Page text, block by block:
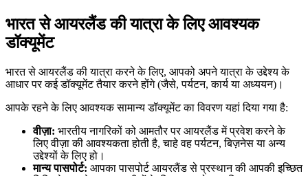
भारत से आयरलैंड की यात्रा के लिए आवश्यक
डॉक्यूमेंट
भारत से आयरलैंड की यात्रा करने के लिए, आपको अपने यात्रा के उद्देश्य के
आधार पर कई डॉक्यूमेंट तैयार करने होंगे (जैसे, पर्यटन, कार्य या अध्ययन)।
आपके रहने के लिए आवश्यक सामान्य डॉक्यूमेंट का विवरण यहां दिया गया है:
वीज़ा: भारतीय नागरिकों को आमतौर पर आयरलैंड में प्रवेश करने के
लिए वीज़ा की आवश्यकता होती है, चाहे वह पर्यटन, बिज़नेस या अन्य
उद्देश्यों के लिए हो।
मान्य पासपोर्ट: आपका पासपोर्ट आयरलैंड से प्रस्थान की आपकी इच्छित